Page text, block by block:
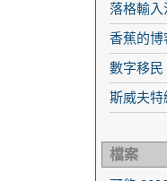
落格輸入
香蕉的博
數字移民
斯威夫特
檔案